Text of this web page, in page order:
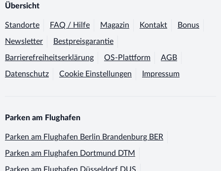
Übersicht
Standorte FAQ / Hilfe Magazin Kontakt Bonus
Newsletter Bestpreisgarantie
Barrierefreiheitserklärung OS-Plattform AGB
Datenschutz Cookie Einstellungen Impressum
Parken am Flughafen
Parken am Flughafen Berlin Brandenburg BER
Parken am Flughafen Dortmund DTM